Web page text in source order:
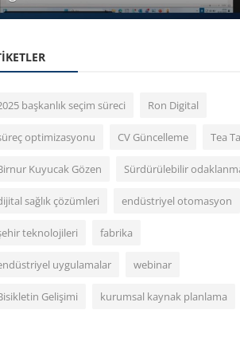
başkanlık seçim süreci Ron Digital
optimizasyonu CV Güncelleme Tea
Kuyucak Gözen Sürdürülebilir
sağlık çözümleri endüstriyel otomasyon
teknolojileri fabrika
uygulamalar webinar
Gelişimi kurumsal kaynak planlama